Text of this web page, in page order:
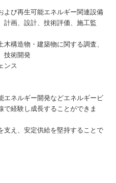
よび再生可能エネルギー関連設備
計画、設計、技術評価、施工監
木構造物・建築物に関する調査、
技術開発
ンス
エネルギー開発などエネルギービ
で経験し成長することができま
支え、安定供給を堅持することで